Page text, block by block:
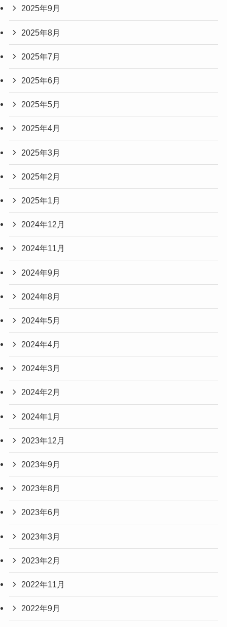
2025年9月
2025年8月
2025年7月
2025年6月
2025年5月
2025年4月
2025年3月
2025年2月
2025年1月
2024年12月
2024年11月
2024年9月
2024年8月
2024年5月
2024年4月
2024年3月
2024年2月
2024年1月
2023年12月
2023年9月
2023年8月
2023年6月
2023年3月
2023年2月
2022年11月
2022年9月